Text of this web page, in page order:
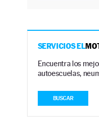
SERVICIOS EL
Encuentra los
autoescuelas,
BUSCAR